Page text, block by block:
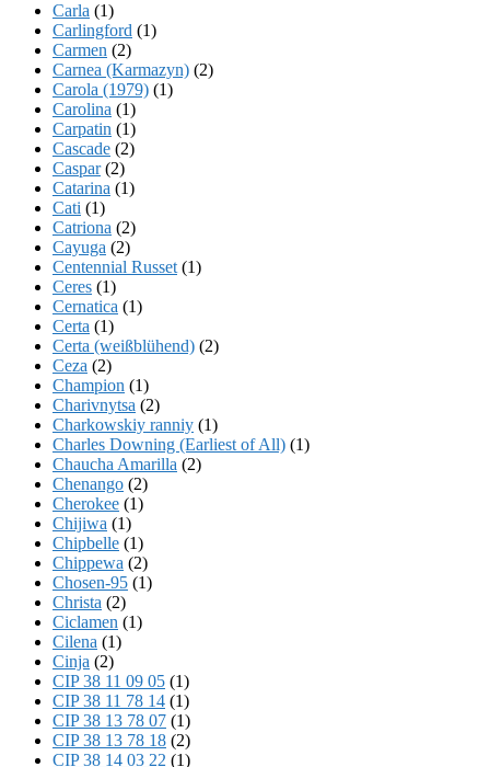
Carla (1)
Carlingford (1)
Carmen (2)
Carnea (Karmazyn) (2)
Carola (1979) (1)
Carolina (1)
Carpatin (1)
Cascade (2)
Caspar(2)
Catarina (1)
Cati (1)
Catriona (2)
Cayuga (2)
Centennial Russet (1)
Ceres (1)
Cernatica (1)
Certa (1)
Certa (weißblühend) (2)
Ceza (2)
Champion (1)
Charivnytsa (2)
Charkowskiy ranniy (1)
Charles Downing (Earliest of All) (1)
Chaucha Amarilla (2)
Chenango (2)
Cherokee (1)
Chijiwa (1)
Chipbelle (1)
Chippewa (2)
Chosen-95 (1)
Christa (2)
Ciclamen (1)
Cilena (1)
Cinja (2)
CIP 38 11 09 05 (1)
CIP 38 11 78 14 (1)
CIP 38 13 78 07 (1)
CIP 38 13 78 18 (2)
CIP 38 14 03 22 (1)